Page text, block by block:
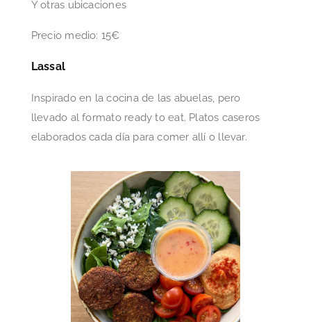
Y otras ubicaciones
Precio medio: 15€
Lassal
Inspirado en la cocina de las abuelas, pero
llevado al formato ready to eat. Platos caseros
elaborados cada día para comer allí o llevar.